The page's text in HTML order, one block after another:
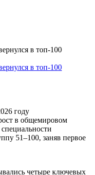
в топ-100
году
в общемировом
51–100, заняв первое
четыре ключевых